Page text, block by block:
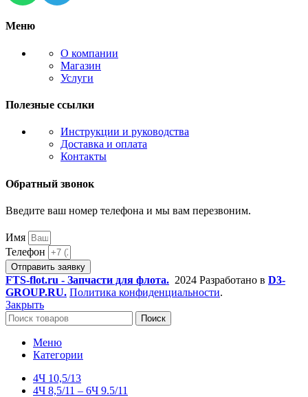
Меню
О компании
Магазин
Услуги
Полезные ссылки
Инструкции и руководства
Доставка и оплата
Контакты
Обратный звонок
Введите ваш номер телефона и мы вам перезвоним.
Имя
Телефон
Отправить заявку
FTS-flot.ru - Запчасти для флота. 2024 Разработано в D3-
GROUP.RU. Политика конфиденциальности.
Закрыть
Поиск
Меню
Категории
4Ч 10,5/13
4Ч 8,5/11 – 6Ч 9.5/11